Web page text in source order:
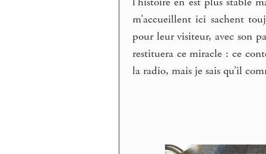
m’accueillent ici sachent
pour leur visiteur, avec son
restituera ce miracle : ce
la radio, mais je sais qu’il